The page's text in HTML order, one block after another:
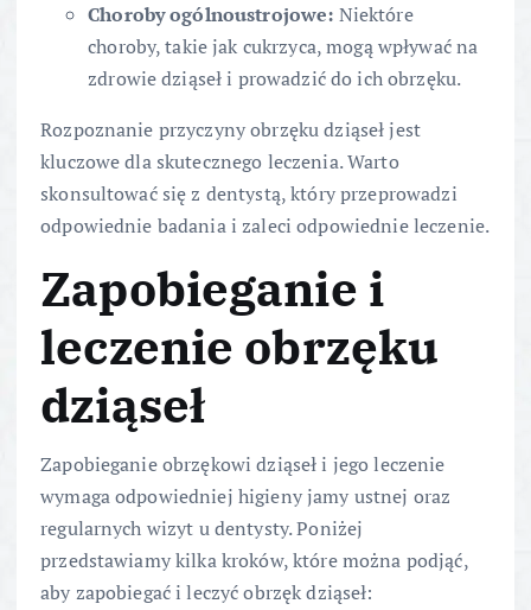
Choroby ogólnoustrojowe: Niektóre
choroby, takie jak cukrzyca, mogą wpływać na
zdrowie dziąseł i prowadzić do ich obrzęku.
Rozpoznanie przyczyny obrzęku dziąseł jest
kluczowe dla skutecznego leczenia. Warto
skonsultować się z dentystą, który przeprowadzi
odpowiednie badania i zaleci odpowiednie leczenie.
Zapobieganie i
leczenie obrzęku
dziąseł
Zapobieganie obrzękowi dziąseł i jego leczenie
wymaga odpowiedniej higieny jamy ustnej oraz
regularnych wizyt u dentysty. Poniżej
przedstawiamy kilka kroków, które można podjąć,
aby zapobiegać i leczyć obrzęk dziąseł: